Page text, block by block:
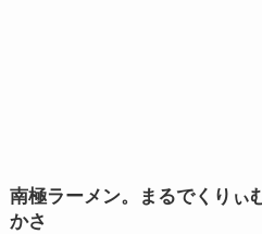
南極ラーメン。まるでくりぃ
かさ